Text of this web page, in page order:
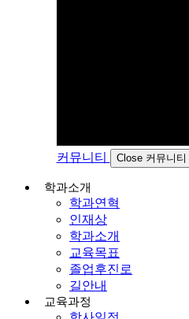
커뮤니티 Close 커뮤니티
학과소개
학과연혁
인재상
학과소개
교육목표
졸업후진로
길안내
교육과정